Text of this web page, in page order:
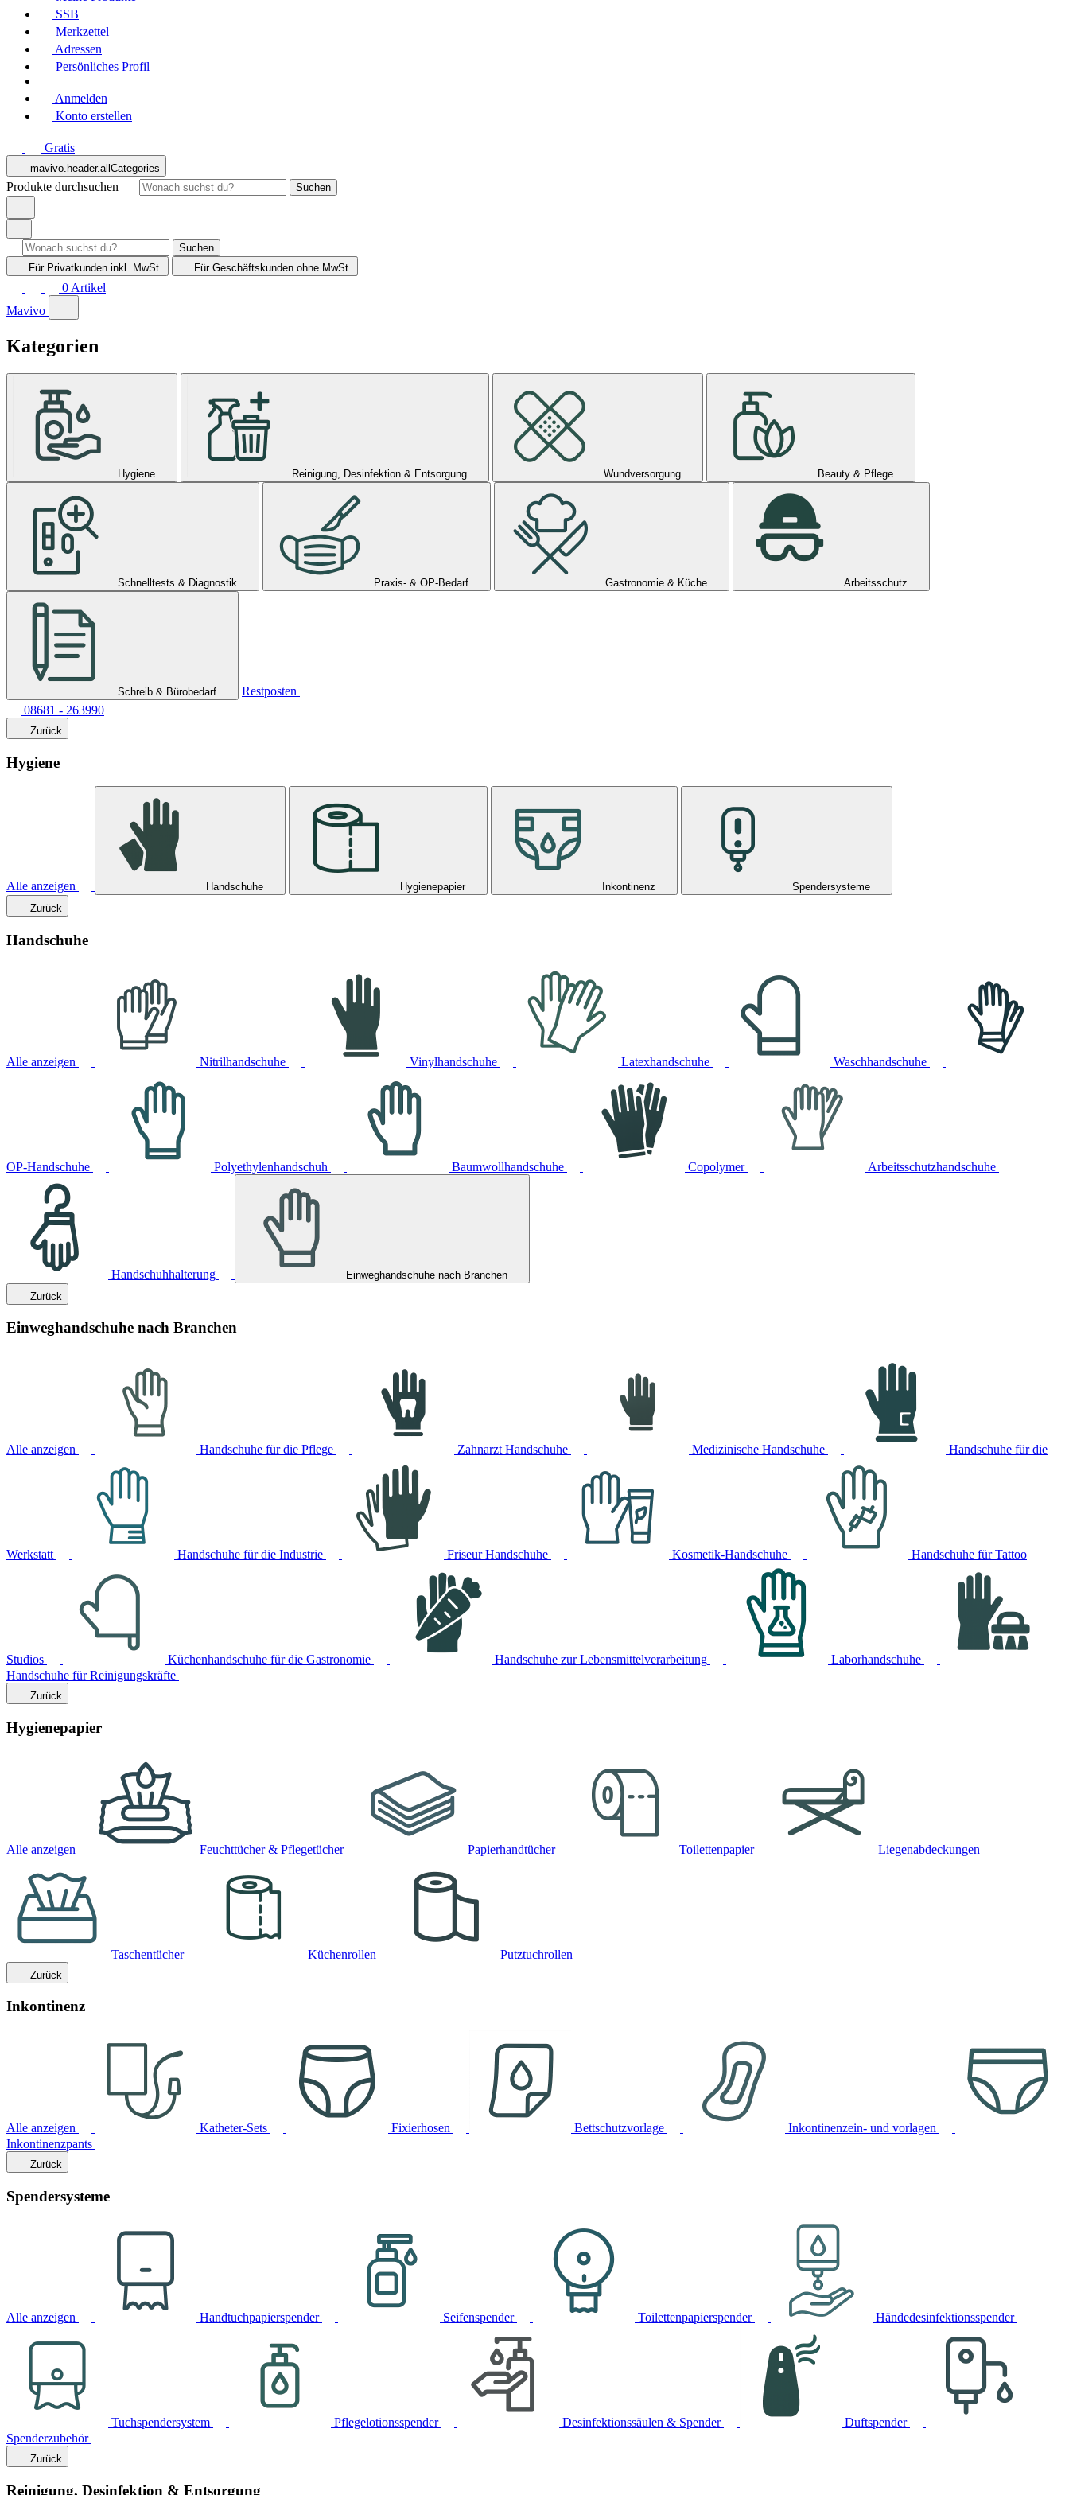
SSB
Merkzettel
Adressen
Persönliches Profil
Anmelden
Konto erstellen
Gratis
mavivo.header.allCategories
Produkte durchsuchen Suchen
Suchen
Für Privatkunden inkl. MwSt. Für Geschäftskunden ohne MwSt.
0 Artikel
Mavivo
Kategorien
Hygiene Reinigung, Desinfektion & Entsorgung Wundversorgung Beauty & Pflege
Schnelltests & Diagnostik Praxis- & OP-Bedarf Gastronomie & Küche Arbeitsschutz
Schreib & Bürobedarf
Restposten
08681 - 263990
Zurück
Hygiene
Alle anzeigen Handschuhe Hygienepapier Inkontinenz
Spendersysteme
Zurück
Handschuhe
Alle anzeigen Nitrilhandschuhe Vinylhandschuhe Latexhandschuhe Waschhandschuhe
OP-Handschuhe Polyethylenhandschuh Baumwollhandschuhe Copolymer Arbeitsschutzhandschuhe
Handschuhhalterung
Einweghandschuhe nach Branchen
Zurück
Einweghandschuhe nach Branchen
Alle anzeigen Handschuhe für die Pflege Zahnarzt Handschuhe Medizinische Handschuhe Handschuhe für die
Werkstatt Handschuhe für die Industrie Friseur Handschuhe Kosmetik-Handschuhe Handschuhe für Tattoo
Studios Küchenhandschuhe für die Gastronomie Handschuhe zur Lebensmittelverarbeitung
Laborhandschuhe
Handschuhe für Reinigungskräfte
Zurück
Hygienepapier
Alle anzeigen Feuchttücher & Pflegetücher Papierhandtücher Toilettenpapier Liegenabdeckungen
Taschentücher Küchenrollen Putztuchrollen
Zurück
Inkontinenz
Alle anzeigen Katheter-Sets Fixierhosen Bettschutzvorlage
Inkontinenzein- und vorlagen
Inkontinenzpants
Zurück
Spendersysteme
Alle anzeigen Handtuchpapierspender Seifenspender Toilettenpapierspender Händedesinfektionsspender
Tuchspendersystem Pflegelotionsspender Desinfektionssäulen & Spender
Duftspender
Spenderzubehör
Zurück
Reinigung, Desinfektion & Entsorgung